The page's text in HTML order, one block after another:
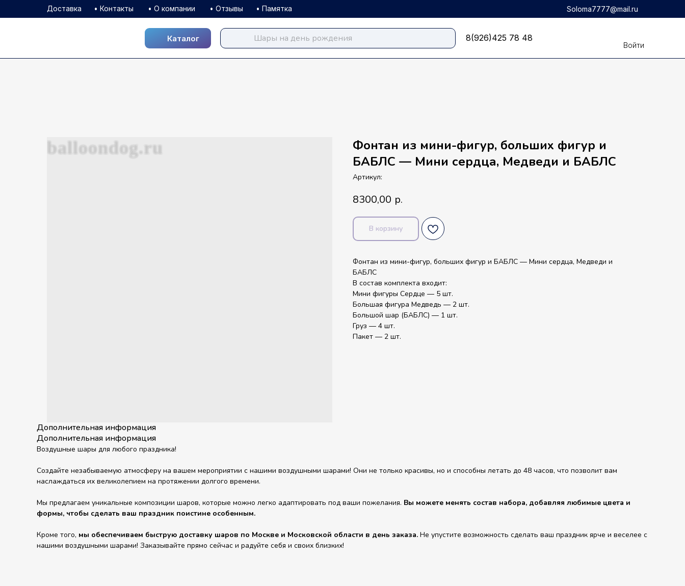
Soloma7777@mail.ru
• Памятка
• Отзывы
• О компании
• Контакты
Доставка
Каталог
Войти
8(926)425 78 48
Каталог 8(926)425 78 48
balloondog.ru balloondog.ruФонтан из мини-фигур, больших фигур и
БАБЛС — Мини сердца, Медведи и БАБЛС
Артикул:
8300,00 р.
В корзину
Фонтан из мини-фигур, больших фигур и БАБЛС — Мини сердца, Медведи и
БАБЛС
В состав комплекта входит:
Мини фигуры Сердце — 5 шт.
Большая фигура Медведь — 2 шт.
Большой шар (БАБЛС) — 1 шт.
Груз — 4 шт.
Пакет — 2 шт.
Дополнительная информация
Дополнительная информация
Воздушные шары для любого праздника!
Создайте незабываемую атмосферу на вашем мероприятии с нашими воздушными шарами! Они не только красивы, но и способны летать до 48 часов, что позволит вам
наслаждаться их великолепием на протяжении долгого времени.
Мы предлагаем уникальные композиции шаров, которые можно легко адаптировать под ваши пожелания. Вы можете менять состав набора, добавляя любимые цвета и
формы, чтобы сделать ваш праздник поистине особенным.
Кроме того, мы обеспечиваем быструю доставку шаров по Москве и Московской области в день заказа. Не упустите возможность сделать ваш праздник ярче и веселее с
нашими воздушными шарами! Заказывайте прямо сейчас и радуйте себя и своих близких!